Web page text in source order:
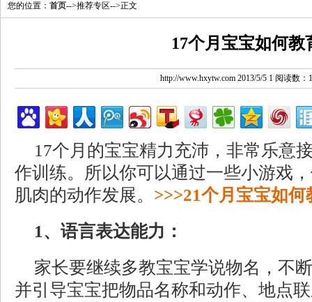
您的位置： 首页-->推荐专区-->正文
17个月宝宝如何教
http://www.hxytw.com 2013/5/5 1 阅读数：
17个月的宝宝精力充沛，非常乐意
作训练。所以你可以通过一些小游戏
肌肉的动作发展。 >>>21个月宝宝如何
1、语言表达能力：
家长要继续多教宝宝学说物名，不
并引导宝宝把物品名称和动作、地点